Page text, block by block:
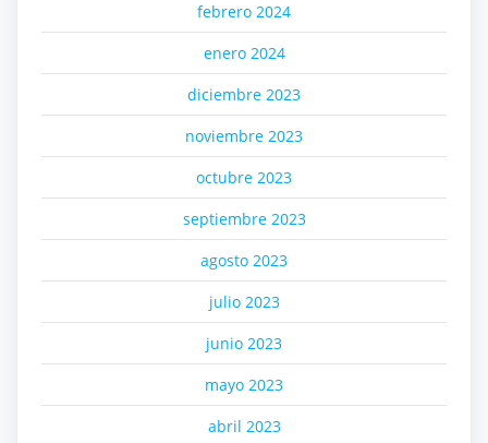
febrero 2024
enero 2024
diciembre 2023
noviembre 2023
octubre 2023
septiembre 2023
agosto 2023
julio 2023
junio 2023
mayo 2023
abril 2023